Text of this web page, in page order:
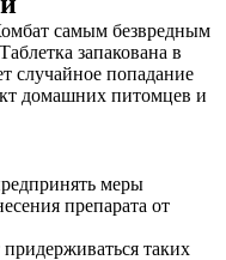
самым безвредным
запакована в
случайное попадание
домашних питомцев и
меры
препарата от
таких